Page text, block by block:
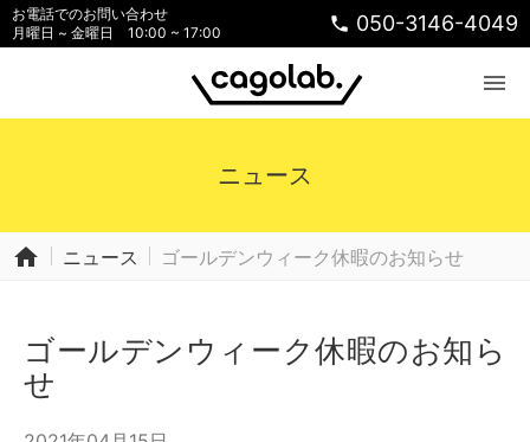
お電話でのお問い合わせ
月曜日 ~ 金曜日 10:00 ~ 17:00
phone 050-3146-4049
menu
ニュース
home ニュース ゴールデンウィーク休暇のお知らせ
ゴールデンウィーク休暇のお知ら
せ